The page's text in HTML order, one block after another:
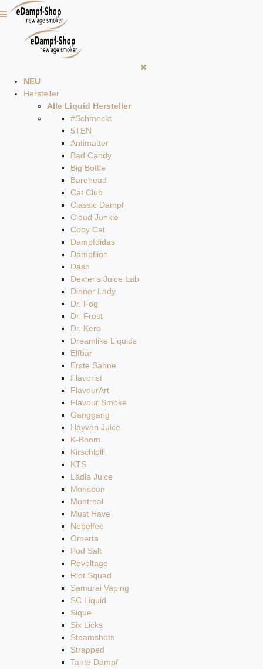
NEU
Hersteller
Alle Liquid Hersteller
#Schmeckt
5TEN
Antimatter
Bad Candy
Big Bottle
Barehead
Cat Club
Classic Dampf
Cloud Junkie
Copy Cat
Dampfdidas
Dampflion
Dash
Dexter's Juice Lab
Dinner Lady
Dr. Fog
Dr. Frost
Dr. Kero
Dreamlike Liquids
Elfbar
Erste Sahne
Flavorist
FlavourArt
Flavour Smoke
Ganggang
Hayvan Juice
K-Boom
Kirschlolli
KTS
Lädla Juice
Monsoon
Montreal
Must Have
Nebelfee
Omerta
Pod Salt
Revoltage
Riot Squad
Samurai Vaping
SC Liquid
Sique
Six Licks
Steamshots
Strapped
Tante Dampf